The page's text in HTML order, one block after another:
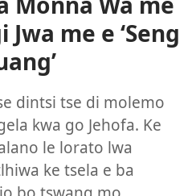
me e ‘Seng
dintsi tse di molemo
kwa go Jehofa. Ke
le lorato lwa
ke tsela e ba